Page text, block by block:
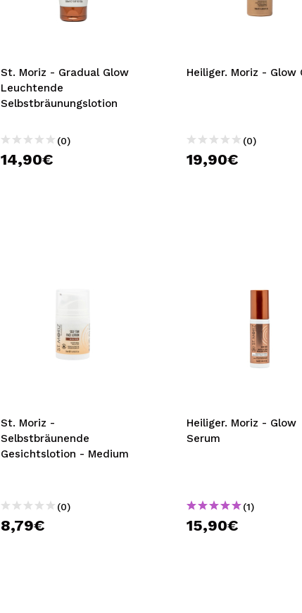
bisherigen Vorgänge einsehen.
St. Moriz - Gradual Glow
Leuchtende
Selbstbräunungslotion
(0)
14,90€
Heiliger. Moriz - Glow
(0)
19,90€
St. Moriz -
Selbstbräunende
Gesichtslotion - Medium
(0)
8,79€
Heiliger. Moriz - Glow
Serum
(1)
15,90€